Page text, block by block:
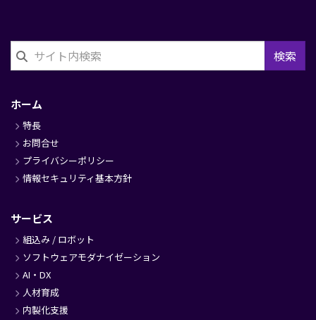
検索
ッ
タ
ー
ホーム
特長
お問合せ
プライバシーポリシー
情報セキュリティ基本方針
サービス
組込み / ロボット
ソフトウェアモダナイゼーション
AI・DX
人材育成
内製化支援